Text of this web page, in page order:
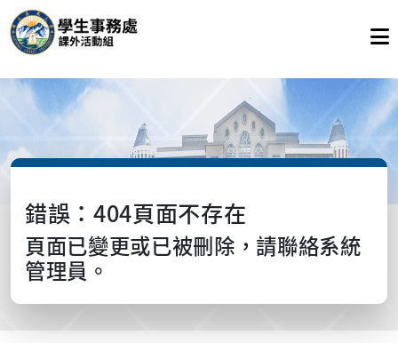
錯誤：404頁面不存在
頁面已變更或已被刪除，請聯絡系統
管理員。